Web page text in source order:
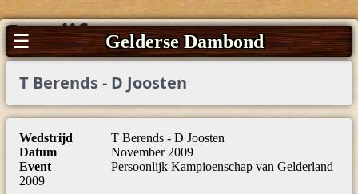
☰ Gelderse Dambond
Partijfragmenten
T Berends - D Joosten
Wedstrijd
T Berends - D Joosten
Datum
November 2009
Event
Persoonlijk Kampioenschap van Gelderland
2009